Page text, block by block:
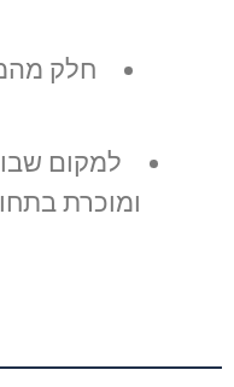
חלק
למקום
ומוכרת